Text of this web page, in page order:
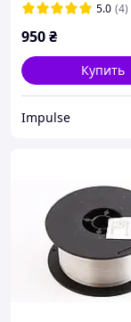
5.0 (4)
950₴
Купить
Impulse